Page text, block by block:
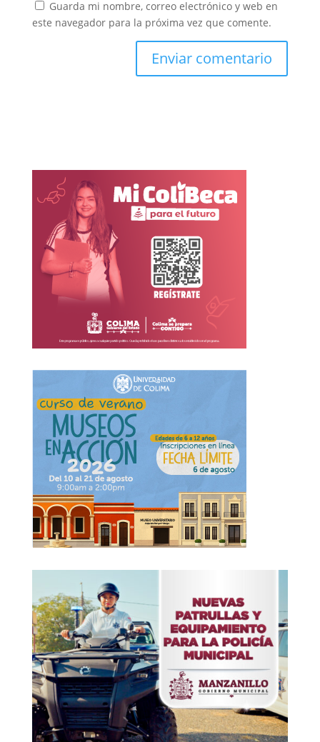
Guarda mi nombre, correo electrónico y web en
este navegador para la próxima vez que comente.